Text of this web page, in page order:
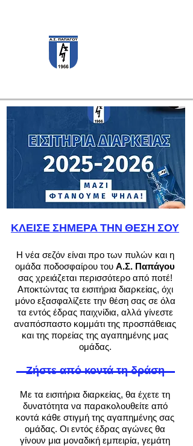
ΚΛΕΙΣΕ ΣΗΜΕΡΑ ΤΗΝ ΘΕΣΗ ΣΟΥ
Η νέα σεζόν είναι προ των πυλών και η
ομάδα ποδοσφαίρου του Α.Σ. Παπάγου
σας χρειάζεται περισσότερο από ποτέ!
Αποκτώντας τα εισιτήρια διαρκείας, όχι
μόνο εξασφαλίζετε την θέση σας σε όλα
τα εντός έδρας παιχνίδια, αλλά γίνεστε
αναπόσπαστο κομμάτι της προσπάθειας
και της πορείας της αγαπημένης μας
ομάδας.
Ζήστε από κοντά τη δράση
Με τα εισιτήρια διαρκείας, θα έχετε τη
δυνατότητα να παρακολουθείτε από
κοντά κάθε στιγμή της αγαπημένης σας
ομάδας. Οι εντός έδρας αγώνες θα
γίνουν μια μοναδική εμπειρία, γεμάτη